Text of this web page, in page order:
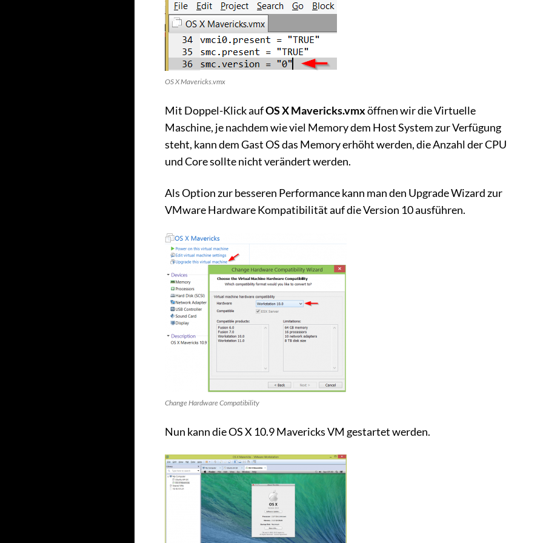
OS X Mavericks.vmx
Mit Doppel-Klick aufOS X Mavericks.vmxöffnen wir die Virtuelle
Maschine, je nachdem wie viel Memory dem Host System zur Verfügung
steht, kann dem Gast OS das Memory erhöht werden, die Anzahl der CPU
und Core sollte nicht verändert werden.
Als Option zur besseren Performance kann man den Upgrade Wizard zur
VMware Hardware Kompatibilität auf die Version 10 ausführen.
Change Hardware Compatibility
Nun kann die OS X 10.9 Mavericks VM gestartet werden.